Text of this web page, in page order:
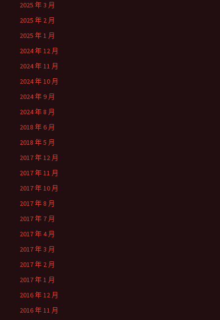
2025 年 3 月
2025 年 2 月
2025 年 1 月
2024 年 12 月
2024 年 11 月
2024 年 10 月
2024 年 9 月
2024 年 8 月
2018 年 6 月
2018 年 5 月
2017 年 12 月
2017 年 11 月
2017 年 10 月
2017 年 8 月
2017 年 7 月
2017 年 4 月
2017 年 3 月
2017 年 2 月
2017 年 1 月
2016 年 12 月
2016 年 11 月